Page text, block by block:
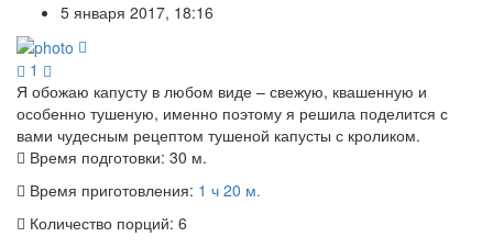
5 января 2017, 18:16
1
Я обожаю капусту в любом виде – свежую, квашенную и
особенно тушеную, именно поэтому я решила поделится с
вами чудесным рецептом тушеной капусты с кроликом.
Время подготовки: 30 м.
Время приготовления: 1 ч 20 м.
Количество порций: 6